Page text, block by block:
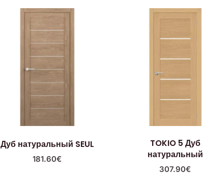
Дуб натуральный SEUL
181.60€
TOKIO 5 Дуб
натуральный
307.90€